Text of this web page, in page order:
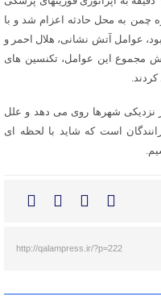
بستان آباد، پایگاه اورژانس ۱۱۵ قره چمن به محل حادثه اعزام شد و با
عوامل آتش نشانی، هلال احمر و
مجموع این عوامل، تکنسین های
نزدیکی شهرها روی می دهد و علل
است که شاید با لحظه ای
http://qalampress.ir/?p=222